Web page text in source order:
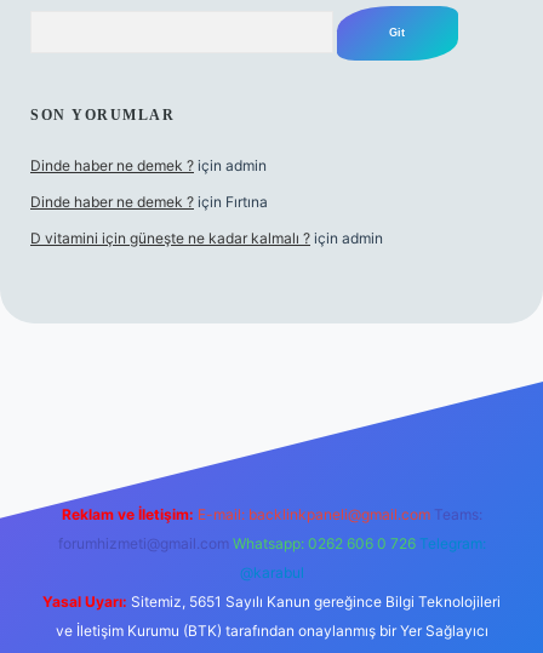
SON YORUMLAR
Dinde haber ne demek ? için admin
Dinde haber ne demek ? için Fırtına
D vitamini için güneşte ne kadar kalmalı ? için admin
Reklam ve İletişim: E-mail: backlinkpaneli@gmail.com Teams:
forumhizmeti@gmail.com Whatsapp: 0262 606 0 726 Telegram:
@karabul
Yasal Uyarı: Sitemiz, 5651 Sayılı Kanun gereğince Bilgi Teknolojileri
ve İletişim Kurumu (BTK) tarafından onaylanmış bir Yer Sağlayıcı